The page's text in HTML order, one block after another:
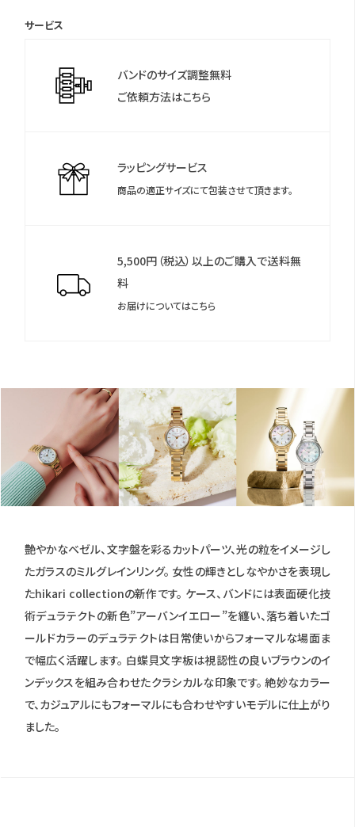
タイム機能（24都市）・シンプルアジャスト・白蝶貝文字板・5気圧
＊シチズンのウェブサイトより「MY CITIZEN」にお買い上げの腕時
利用いただけます。
サービス
バンドのサイズ調整無料
ご依頼方法はこちら
ラッピングサービス
商品の適正サイズにて包装させて頂きます。
5,500円（税込）以上のご購入で送料無
料
お届けについてはこちら
艶やかなベゼル、文字盤を彩るカットパーツ、光の粒をイメージし
たガラスのミルグレインリング。 女性の輝きとしなやかさを表現し
たhikari collectionの新作です。 ケース、バンドには表面硬化技
術デュラテクトの新色”アーバンイエロー”を纏い、落ち着いたゴ
ールドカラーのデュラテクトは日常使いからフォーマルな場面ま
で幅広く活躍します。 白蝶貝文字板は視認性の良いブラウンのイ
ンデックスを組み合わせたクラシカルな印象です。 絶妙なカラー
で、カジュアルにもフォーマルにも合わせやすいモデルに仕上がり
ました。